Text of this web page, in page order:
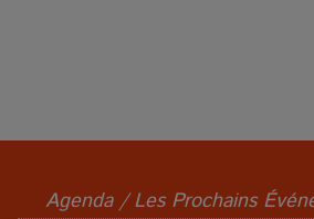
Agenda / Les Prochains